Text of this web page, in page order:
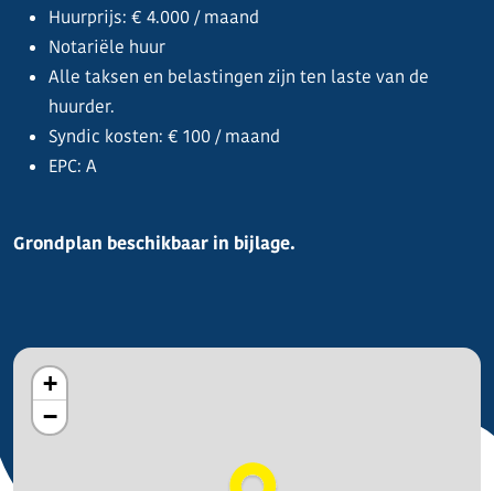
Huurprijs: € 4.000 / maand
Notariële huur
Alle taksen en belastingen zijn ten laste van de
huurder.
Syndic kosten: € 100 / maand
EPC: A
Grondplan beschikbaar in bijlage.
+
−